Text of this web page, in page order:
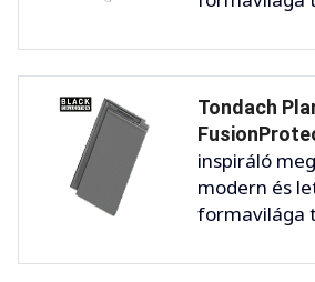
Tondach
inspiráló
modern és
formavilága